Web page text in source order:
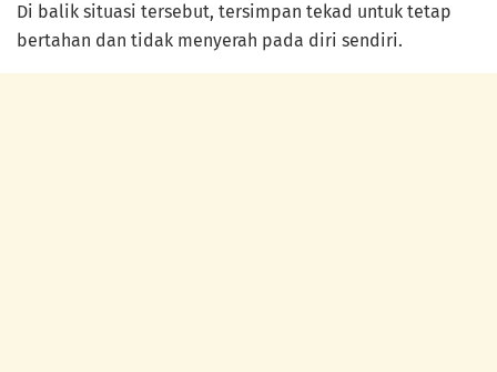
Di balik situasi tersebut, tersimpan tekad untuk tetap
bertahan dan tidak menyerah pada diri sendiri.